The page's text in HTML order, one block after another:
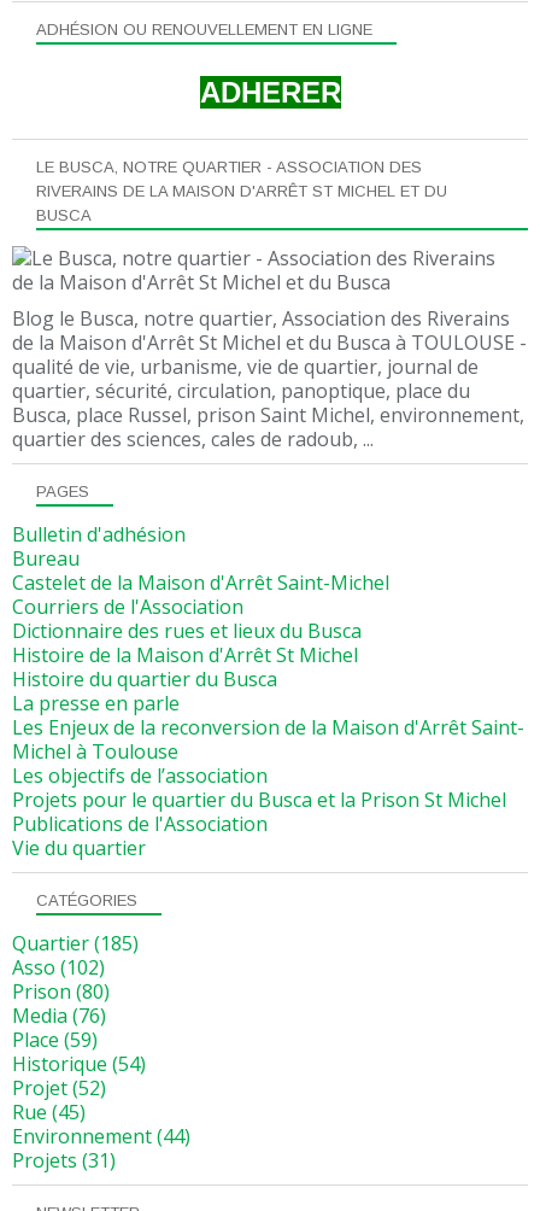
LE BUSCA, NOTRE QUARTIER - ASSOCIATION DES
RIVERAINS DE LA MAISON D'ARRÊT ST MICHEL ET DU
BUSCA
Blog le Busca, notre quartier, Association des Riverains
de la Maison d'Arrêt St Michel et du Busca à TOULOUSE -
qualité de vie, urbanisme, vie de quartier, journal de
quartier, sécurité, circulation, panoptique, place du
Busca, place Russel, prison Saint Michel, environnement,
quartier des sciences, cales de radoub, ...
PAGES
Bulletin d'adhésion
Bureau
Castelet de la Maison d'Arrêt Saint-Michel
Courriers de l'Association
Dictionnaire des rues et lieux du Busca
Histoire de la Maison d'Arrêt St Michel
Histoire du quartier du Busca
La presse en parle
Les Enjeux de la reconversion de la Maison d'Arrêt Saint-
Michel à Toulouse
Les objectifs de l’association
Projets pour le quartier du Busca et la Prison St Michel
Publications de l'Association
Vie du quartier
CATÉGORIES
Quartier(185)
Asso (102)
Prison (80)
Media (76)
Place (59)
Historique (54)
Projet(52)
Rue (45)
Environnement(44)
Projets (31)
ADHÉSION OU RENOUVELLEMENT EN LIGNE
ADHERER